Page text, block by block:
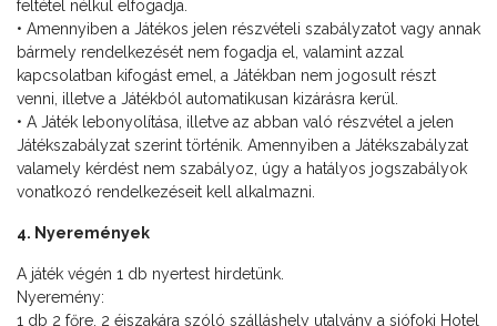
feltétel nélkül elfogadja.
• Amennyiben a Játékos jelen részvételi szabályzatot vagy annak
bármely rendelkezését nem fogadja el, valamint azzal
kapcsolatban kifogást emel, a Játékban nem jogosult részt
venni, illetve a Játékból automatikusan kizárásra kerül.
• A Játék lebonyolítása, illetve az abban való részvétel a jelen
Játékszabályzat szerint történik. Amennyiben a Játékszabályzat
valamely kérdést nem szabályoz, úgy a hatályos jogszabályok
vonatkozó rendelkezéseit kell alkalmazni.
4. Nyeremények
A játék végén 1 db nyertest hirdetünk.
Nyeremény:
1 db 2 főre, 2 éjszakára szóló szálláshely utalvány a siófoki Hotel